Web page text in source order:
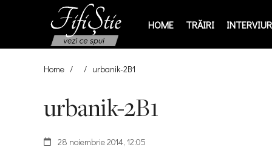
HOME TRĂIRI
Home / / urbanik-2B1
urbanik-2B1
28 noiembrie 2014, 12:05